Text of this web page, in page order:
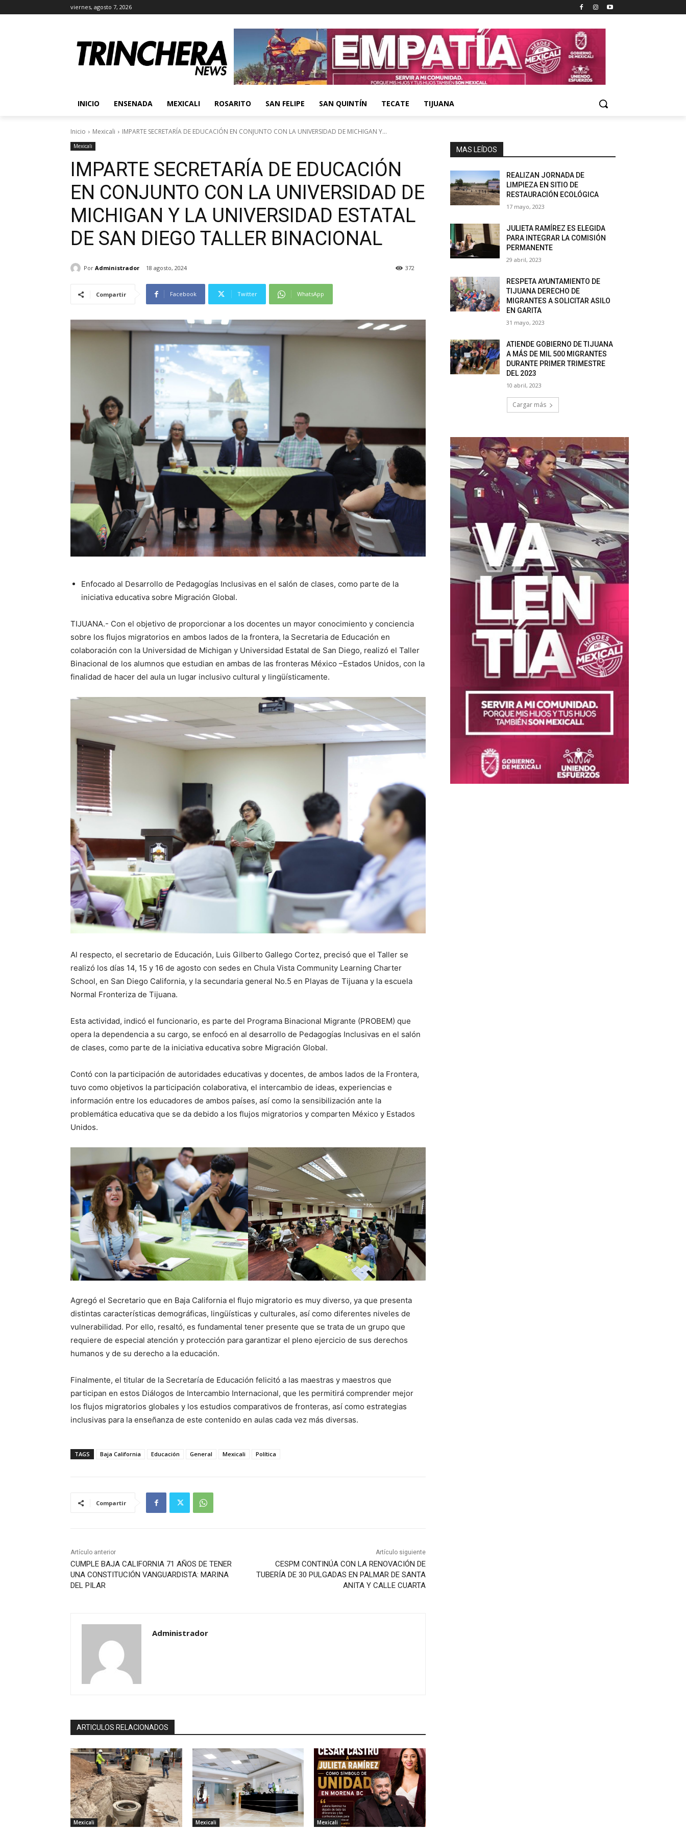
viernes, agosto 7, 2026
INICIO ENSENADA MEXICALI ROSARITO SAN FELIPE SAN QUINTÍN TECATE TIJUANA
Inicio Mexicali IMPARTE SECRETARÍA DE EDUCACIÓN EN CONJUNTO CON LA UNIVERSIDAD DE MICHIGAN Y...
Mexicali
IMPARTE SECRETARÍA DE EDUCACIÓN
EN CONJUNTO CON LA UNIVERSIDAD DE
MICHIGAN Y LA UNIVERSIDAD ESTATAL
DE SAN DIEGO TALLER BINACIONAL
Por Administrador 18 agosto, 2024 372
Compartir Facebook Twitter WhatsApp
Enfocado al Desarrollo de Pedagogías Inclusivas en el salón de clases, como parte de la
iniciativa educativa sobre Migración Global.
TIJUANA.- Con el objetivo de proporcionar a los docentes un mayor conocimiento y conciencia
sobre los flujos migratorios en ambos lados de la frontera, la Secretaria de Educación en
colaboración con la Universidad de Michigan y Universidad Estatal de San Diego, realizó el Taller
Binacional de los alumnos que estudian en ambas de las fronteras México –Estados Unidos, con la
finalidad de hacer del aula un lugar inclusivo cultural y lingüísticamente.
Al respecto, el secretario de Educación, Luis Gilberto Gallego Cortez, precisó que el Taller se
realizó los días 14, 15 y 16 de agosto con sedes en Chula Vista Community Learning Charter
School, en San Diego California, y la secundaria general No.5 en Playas de Tijuana y la escuela
Normal Fronteriza de Tijuana.
Esta actividad, indicó el funcionario, es parte del Programa Binacional Migrante (PROBEM) que
opera la dependencia a su cargo, se enfocó en al desarrollo de Pedagogías Inclusivas en el salón
de clases, como parte de la iniciativa educativa sobre Migración Global.
Contó con la participación de autoridades educativas y docentes, de ambos lados de la Frontera,
tuvo como objetivos la participación colaborativa, el intercambio de ideas, experiencias e
información entre los educadores de ambos países, así como la sensibilización ante la
problemática educativa que se da debido a los flujos migratorios y comparten México y Estados
Unidos.
Agregó el Secretario que en Baja California el flujo migratorio es muy diverso, ya que presenta
distintas características demográficas, lingüísticas y culturales, así como diferentes niveles de
vulnerabilidad. Por ello, resaltó, es fundamental tener presente que se trata de un grupo que
requiere de especial atención y protección para garantizar el pleno ejercicio de sus derechos
humanos y de su derecho a la educación.
Finalmente, el titular de la Secretaría de Educación felicitó a las maestras y maestros que
participan en estos Diálogos de Intercambio Internacional, que les permitirá comprender mejor
los flujos migratorios globales y los estudios comparativos de fronteras, así como estrategias
inclusivas para la enseñanza de este contenido en aulas cada vez más diversas.
TAGS Baja California Educación General Mexicali Política
Compartir
Artículo anterior
CUMPLE BAJA CALIFORNIA 71 AÑOS DE TENER
UNA CONSTITUCIÓN VANGUARDISTA: MARINA
DEL PILAR
Artículo siguiente
CESPM CONTINÚA CON LA RENOVACIÓN DE
TUBERÍA DE 30 PULGADAS EN PALMAR DE SANTA
ANITA Y CALLE CUARTA
Administrador
ARTICULOS RELACIONADOS
Mexicali Mexicali Mexicali
MAS LEÍDOS
REALIZAN JORNADA DE
LIMPIEZA EN SITIO DE
RESTAURACIÓN ECOLÓGICA
17 mayo, 2023
JULIETA RAMÍREZ ES ELEGIDA
PARA INTEGRAR LA COMISIÓN
PERMANENTE
29 abril, 2023
RESPETA AYUNTAMIENTO DE
TIJUANA DERECHO DE
MIGRANTES A SOLICITAR ASILO
EN GARITA
31 mayo, 2023
ATIENDE GOBIERNO DE TIJUANA
A MÁS DE MIL 500 MIGRANTES
DURANTE PRIMER TRIMESTRE
DEL 2023
10 abril, 2023
Cargar más